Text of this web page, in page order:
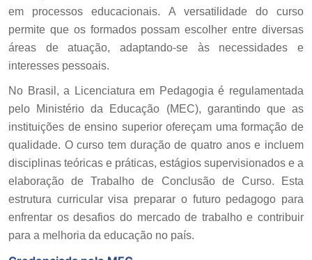
em processos educacionais. A versatilidade do curso
permite que os formados possam escolher entre diversas
áreas de atuação, adaptando-se às necessidades e
interesses pessoais.
No Brasil, a Licenciatura em Pedagogia é regulamentada
pelo Ministério da Educação (MEC), garantindo que as
instituições de ensino superior ofereçam uma formação de
qualidade. O curso tem duração de quatro anos e incluem
disciplinas teóricas e práticas, estágios supervisionados e a
elaboração de Trabalho de Conclusão de Curso. Esta
estrutura curricular visa preparar o futuro pedagogo para
enfrentar os desafios do mercado de trabalho e contribuir
para a melhoria da educação no país.